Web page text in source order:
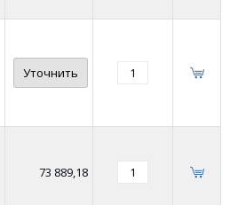
Уточнить
73 889,18